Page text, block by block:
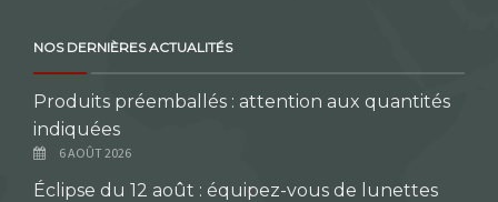
NOS DERNIÈRES ACTUALITÉS
Produits préemballés : attention aux quantités
indiquées
6 AOÛT 2026
Éclipse du 12 août : équipez-vous de lunettes